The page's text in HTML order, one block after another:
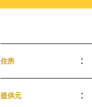
住所
提供元